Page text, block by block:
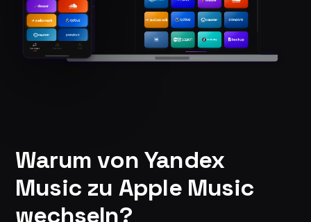
Warum von Yandex
Music zu Apple Music
wechseln?